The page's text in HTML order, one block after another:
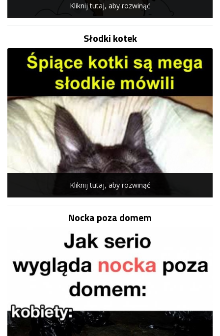
Kliknij tutaj, aby rozwinąć
Słodki kotek
Kliknij tutaj, aby rozwinąć
Nocka poza domem